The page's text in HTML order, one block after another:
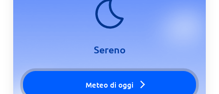
Sereno
Meteo di oggi